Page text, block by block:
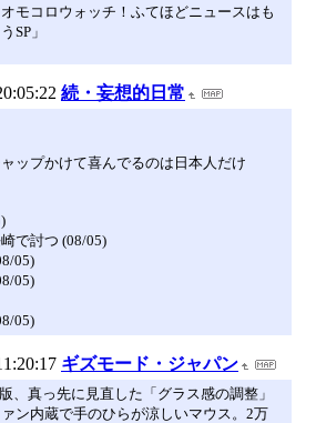
オモコロウォッチ！ふてほどニュースはも
SP」
続・妄想的日常
ップかけて喜んでるのは日本人だけ
で討つ (08/05)
05)
05)
05)
ギズモード・ジャパン
、真っ先に見直した「グラス感の調整」
ン内蔵で手のひらが涼しいマウス。2万